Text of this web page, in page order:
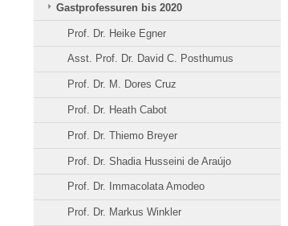
Gastprofessuren bis 2020
Prof. Dr. Heike Egner
Asst. Prof. Dr. David C. Posthumus
Prof. Dr. M. Dores Cruz
Prof. Dr. Heath Cabot
Prof. Dr. Thiemo Breyer
Prof. Dr. Shadia Husseini de Araújo
Prof. Dr. Immacolata Amodeo
Prof. Dr. Markus Winkler